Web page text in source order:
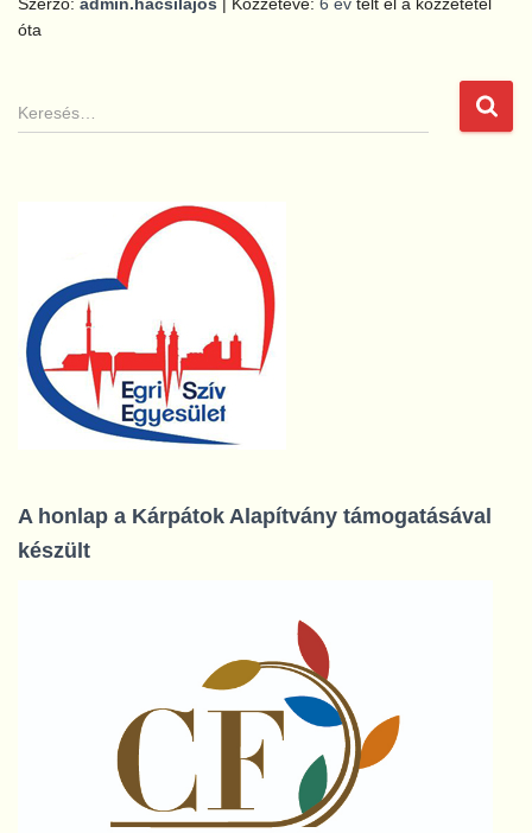
óta
K
e
A honlap a Kárpátok Alapítvány támogatásával
készült